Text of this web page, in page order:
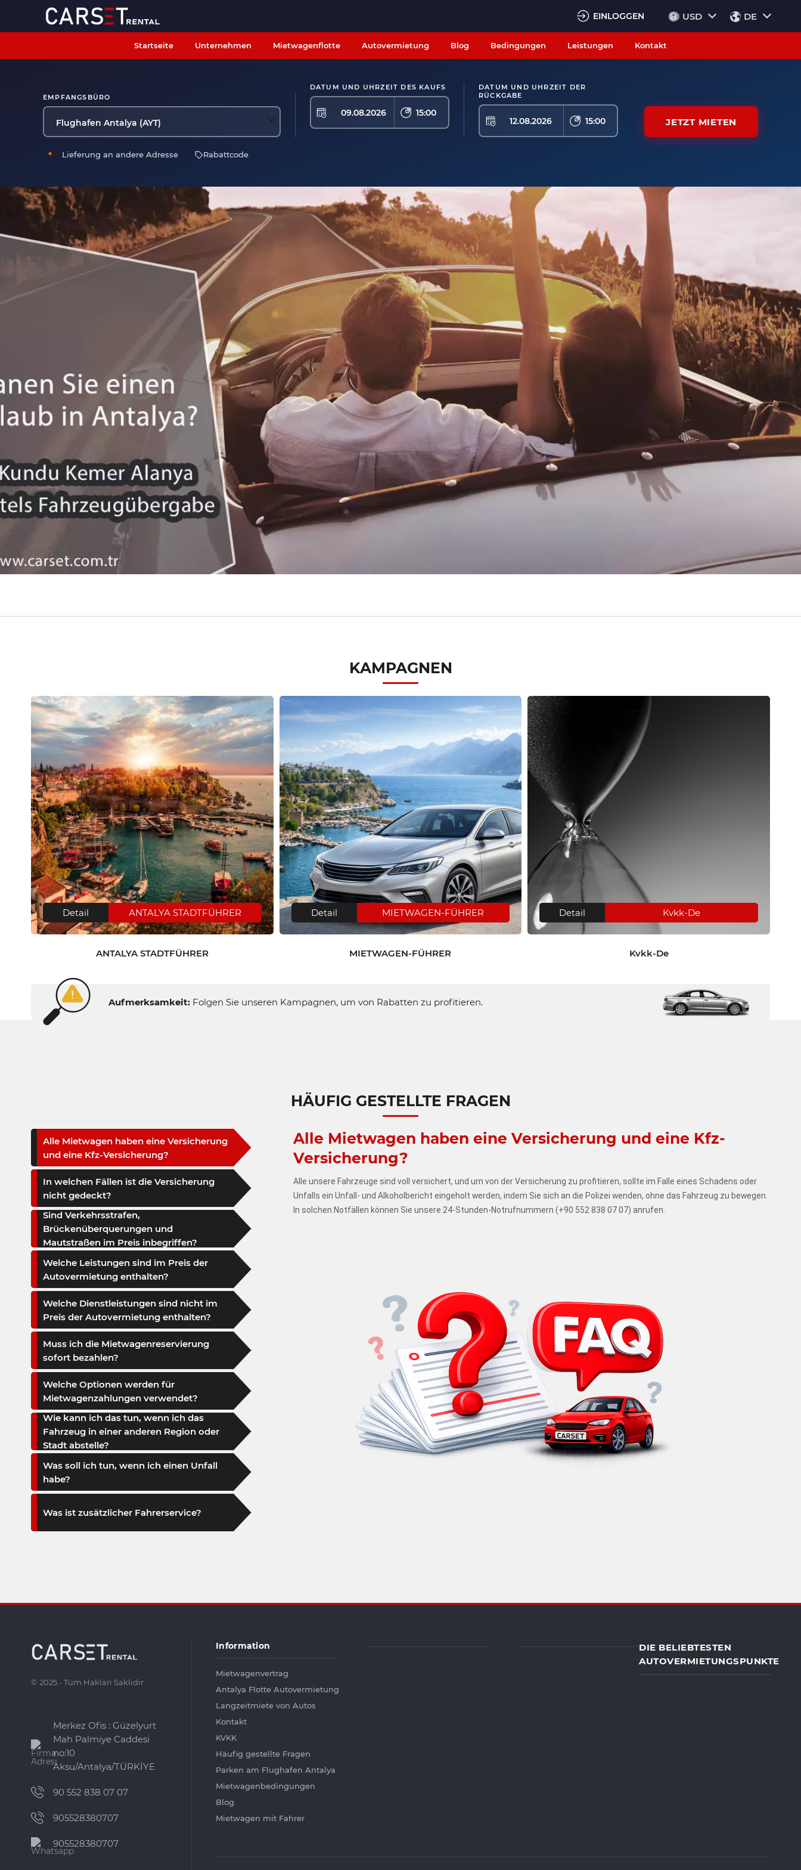
Startseite Unternehmen Mietwagenflotte Autovermietung Blog Bedingungen Leistungen Kontakt
EINLOGGEN USD DE
EMPFANGSBÜRO
Flughafen Antalya (AYT)
DATUM UND UHRZEIT DES KAUFS
15:00
DATUM UND UHRZEIT DER
RÜCKGABE
15:00 JETZT MIETEN
Lieferung an andere Adresse Rabattcode
KAMPAGNEN
Detail ANTALYA STADTFÜHRER
ANTALYA STADTFÜHRER
Detail MIETWAGEN-FÜHRER
MIETWAGEN-FÜHRER
Detail Kvkk-De
Kvkk-De
Aufmerksamkeit: Folgen Sie unseren Kampagnen, um von Rabatten zu profitieren.
HÄUFIG GESTELLTE FRAGEN
Alle Mietwagen haben eine Versicherung
und eine Kfz-Versicherung?
In welchen Fällen ist die Versicherung
nicht gedeckt?
Sind Verkehrsstrafen,
Brückenüberquerungen und
Mautstraßen im Preis inbegriffen?
Welche Leistungen sind im Preis der
Autovermietung enthalten?
Welche Dienstleistungen sind nicht im
Preis der Autovermietung enthalten?
Muss ich die Mietwagenreservierung
sofort bezahlen?
Welche Optionen werden für
Mietwagenzahlungen verwendet?
Wie kann ich das tun, wenn ich das
Fahrzeug in einer anderen Region oder
Stadt abstelle?
Was soll ich tun, wenn ich einen Unfall
habe?
Was ist zusätzlicher Fahrerservice?
Alle Mietwagen haben eine Versicherung und eine Kfz-
Versicherung?
Alle unsere Fahrzeuge sind voll versichert, und um von der Versicherung zu profitieren, sollte im Falle eines Schadens oder
Unfalls ein Unfall- und Alkoholbericht eingeholt werden, indem Sie sich an die Polizei wenden, ohne das Fahrzeug zu bewegen.
In solchen Notfällen können Sie unsere 24-Stunden-Notrufnummern (+90 552 838 07 07) anrufen.
© 2025 - Tüm Hakları Saklıdır
Merkez Ofis : Güzelyurt
Mah Palmiye Caddesi
no:10
Aksu/Antalya/TÜRKİYE
90 552 838 07 07
905528380707
905528380707
Information
Mietwagenvertrag
Antalya Flotte Autovermietung
Langzeitmiete von Autos
Kontakt
KVKK
Häufig gestellte Fragen
Parken am Flughafen Antalya
Mietwagenbedingungen
Blog
Mietwagen mit Fahrer
DIE BELIEBTESTEN
AUTOVERMIETUNGSPUNKTE